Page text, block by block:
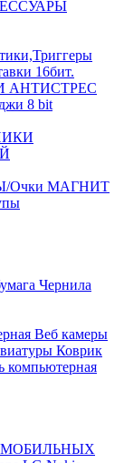
16бит.
АНТИСТРЕС
8 bit
Очки МАГНИТ
Чернила
Веб камеры
Коврик